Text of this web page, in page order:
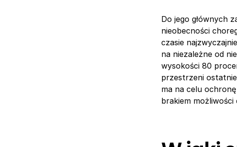
Do jego głównych
nieobecności
czasie
na niezależne od
wysokości 80
przestrzeni
ma na celu
brakiem